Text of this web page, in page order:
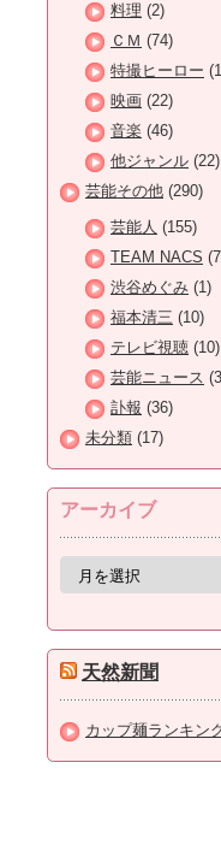
料理 (2)
ＣＭ (74)
特撮ヒーロー
映画 (22)
音楽 (46)
他ジャンル (22)
芸能その他 (290)
芸能人 (155)
TEAM NACS
渋谷めぐみ (1)
福本清三 (10)
テレビ視聴 (10)
芸能ニュース
訃報 (36)
未分類 (17)
アーカイブ
ー
イ
ブ
天然新聞
カップ麺ランキン